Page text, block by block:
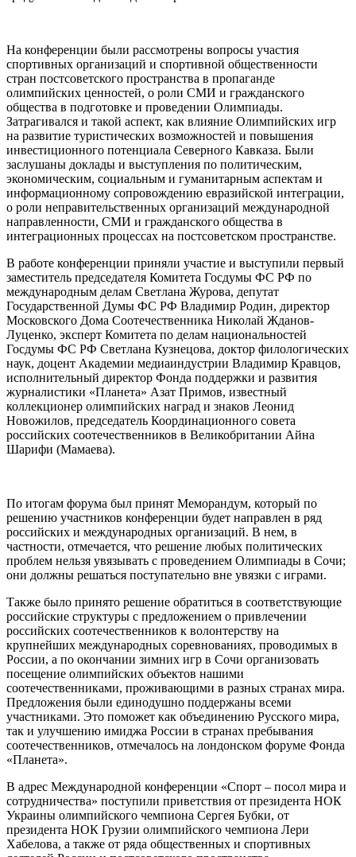
На конференции были рассмотрены вопросы участия
спортивных организаций и спортивной общественности
стран постсоветского пространства в пропаганде
олимпийских ценностей, о роли СМИ и гражданского
общества в подготовке и проведении Олимпиады.
Затрагивался и такой аспект, как влияние Олимпийских игр
на развитие туристических возможностей и повышения
инвестиционного потенциала Северного Кавказа. Были
заслушаны доклады и выступления по политическим,
экономическим, социальным и гуманитарным аспектам и
информационному сопровождению евразийской интеграции,
о роли неправительственных организаций международной
направленности, СМИ и гражданского общества в
интеграционных процессах на постсоветском пространстве.
В работе конференции приняли участие и выступили первый
заместитель председателя Комитета Госдумы ФС РФ по
международным делам Светлана Журова, депутат
Государственной Думы ФС РФ Владимир Родин, директор
Московского Дома Соотечественника Николай Жданов-
Луценко, эксперт Комитета по делам национальностей
Госдумы ФС РФ Светлана Кузнецова, доктор филологических
наук, доцент Академии медиаиндустрии Владимир Кравцов,
исполнительный директор Фонда поддержки и развития
журналистики «Планета» Азат Примов, известный
коллекционер олимпийских наград и знаков Леонид
Новожилов, председатель Координационного совета
российских соотечественников в Великобритании Айна
Шарифи (Мамаева).
По итогам форума был принят Меморандум, который по
решению участников конференции будет направлен в ряд
российских и международных организаций. В нем, в
частности, отмечается, что решение любых политических
проблем нельзя увязывать с проведением Олимпиады в Сочи;
они должны решаться поступательно вне увязки с играми.
Также было принято решение обратиться в соответствующие
российские структуры с предложением о привлечении
российских соотечественников к волонтерству на
крупнейших международных соревнованиях, проводимых в
России, а по окончании зимних игр в Сочи организовать
посещение олимпийских объектов нашими
соотечественниками, проживающими в разных странах мира.
Предложения были единодушно поддержаны всеми
участниками. Это поможет как объединению Русского мира,
так и улучшению имиджа России в странах пребывания
соотечественников, отмечалось на лондонском форуме Фонда
«Планета».
В адрес Международной конференции «Спорт – посол мира и
сотрудничества» поступили приветствия от президента НОК
Украины олимпийского чемпиона Сергея Бубки, от
президента НОК Грузии олимпийского чемпиона Лери
Хабелова, а также от ряда общественных и спортивных